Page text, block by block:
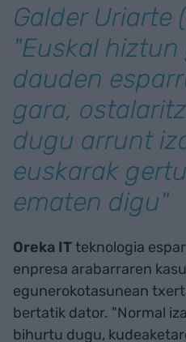
Galder Uriarte
"Euskal
dauden
gara,
dugu arrunt
euskarak
ematen digu"
Oreka ITteknologia
enpresa arabarraren
egunerokotasunean
bertatik dator. "Normal
bihurtu dugu,